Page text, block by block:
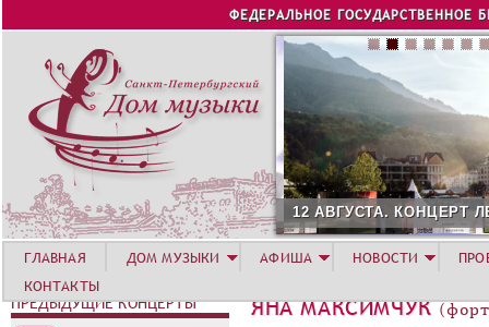
Jump to navigation
ФЕДЕРАЛЬНОЕ ГОСУДАРСТВЕННОЕ
12 АВГУСТА. КОНЦЕРТ
ЯНА МАКСИМЧУК
ГЛАВНАЯ ДОМ МУЗЫКИ АФИША НОВОСТИ
КОНТАКТЫ
ПРЕДЫДУЩИЕ КОНЦЕРТЫ